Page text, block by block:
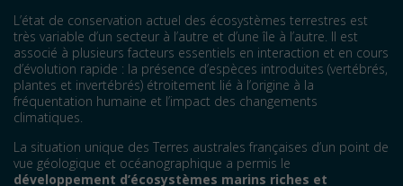
L’état de conservation actuel des écosystèmes terrestres est
très variable d’un secteur à l’autre et d’une île à l’autre. Il est
associé à plusieurs facteurs essentiels en interaction et en cours
d’évolution rapide : la présence d’espèces introduites (vertébrés,
plantes et invertébrés) étroitement lié à l’origine à la
fréquentation humaine et l’impact des changements
climatiques.
La situation unique des Terres australes françaises d’un point de
vue géologique et océanographique a permis le
développement d’écosystèmes marins riches et